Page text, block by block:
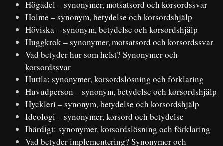
Högadel – synonymer, motsatsord och korsordssvar
Holme – synonym, betydelse och korsordshjälp
Höviska – synonym, betydelse och korsordshjälp
Huggkrok – synonymer, motsatsord och korsordssvar
Vad betyder hur som helst? Synonymer och
korsordssvar
Huttla: synonymer, korsordslösning och förklaring
Huvudperson – synonym, betydelse och korsordshjälp
Hyckleri – synonym, betydelse och korsordshjälp
Ideologi – synonymer, korsord och betydelse
Ihärdigt: synonymer, korsordslösning och förklaring
Vad betyder implementering? Synonymer och